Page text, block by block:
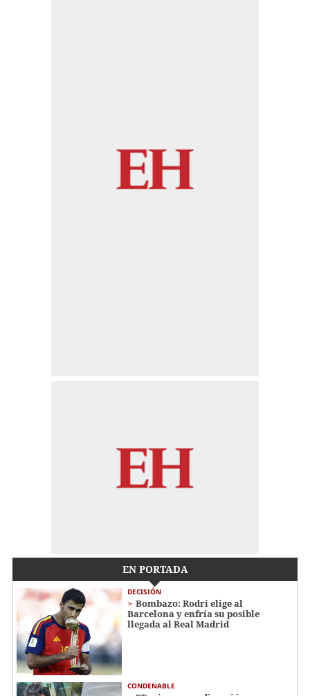
EN PORTADA
DECISIÓN
Bombazo: Rodri elige al
Barcelona y enfría su posible
llegada al Real Madrid
CONDENABLE